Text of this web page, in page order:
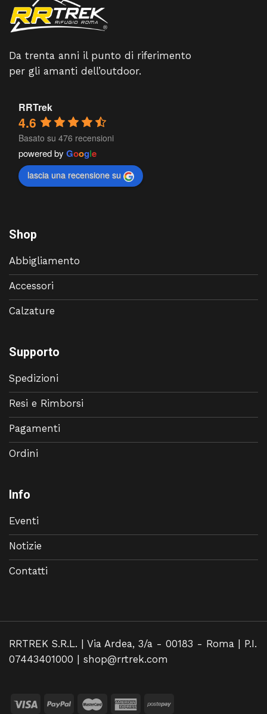
Da trenta anni il punto di riferimento
per gli amanti dell’outdoor.
RRTrek
4.6
Basato su 476 recensioni
powered by Google
lascia una recensione su
Shop
Abbigliamento
Accessori
Calzature
Supporto
Spedizioni
Resi e Rimborsi
Pagamenti
Ordini
Info
Eventi
Notizie
Contatti
RRTREK S.R.L. | Via Ardea, 3/a - 00183 - Roma | P.I.
07443401000 | shop@rrtrek.com